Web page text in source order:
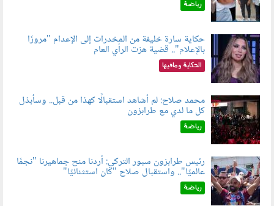
رياضة
060801.jpeg
حكاية سارة خليفة من المخدرات إلى الإعدام "مرورًا
بالإعلام".. قضية هزت الرأي العام
الحكاية ومافيها
060802.jpg
محمد صلاح: لم أشاهد استقبالًا كهذا من قبل.. وسأبذل
كل ما لدي مع طرابزون
رياضة
060803.jpg
رئيس طرابزون سبور التركي: أردنا منح جماهيرنا "نجمًا
عالميًا".. واستقبال صلاح "كان استثنائيًا"
رياضة